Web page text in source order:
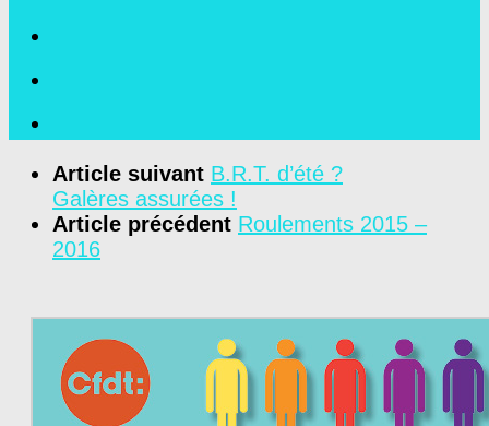
Article suivant B.R.T. d’été ?
Galères assurées !
Article précédent Roulements 2015 –
2016